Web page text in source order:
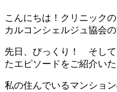
こんにちは！クリニック
カルコンシェルジュ協会
先日、びっくり！ そし
たエピソードをご紹介いた
私の住んでいるマンショ